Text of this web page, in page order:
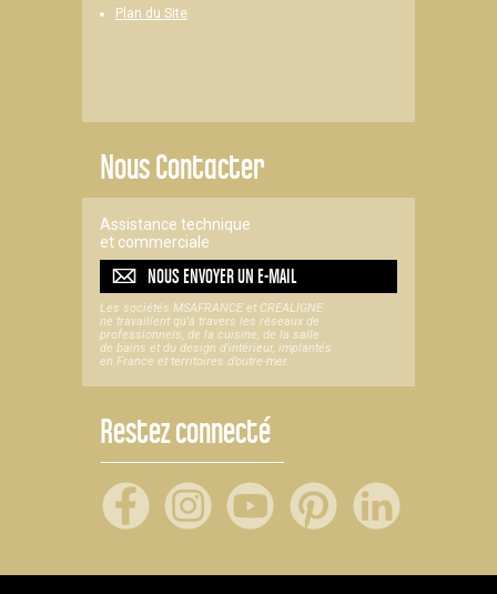
Plan du Site
Nous Contacter
Assistance technique
et commerciale
NOUS ENVOYER UNE-MAIL
Les sociétés MSAFRANCE et CREALIGNE
ne travaillent qu'à travers les réseaux de
professionnels, de la cuisine, de la salle
de bains et du design d'intérieur, implantés
en France et territoires d’outre-mer.
Restez connecté